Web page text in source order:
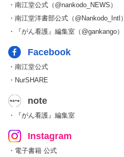
・南江堂公式（@nankodo_NEWS）
・南江堂洋書部公式（@Nankodo_Intl）
・『がん看護』編集室（@gankango）
Facebook
・南江堂公式
・NurSHARE
note
・『がん看護』編集室
Instagram
・電子書籍 公式